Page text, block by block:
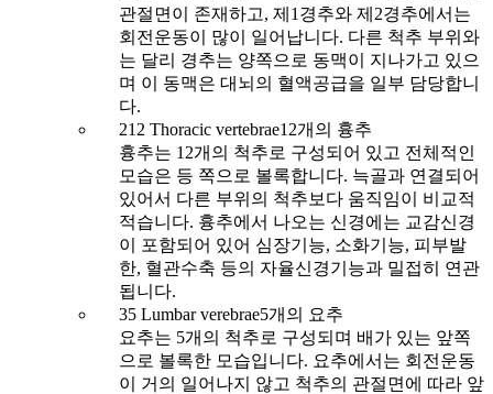
관절면이 존재하고, 제1경추와 제2경추에서는
회전운동이 많이 일어납니다. 다른 척추 부위와
는 달리 경추는 양쪽으로 동맥이 지나가고 있으
며 이 동맥은 대뇌의 혈액공급을 일부 담당합니
다.
212 Thoracic vertebrae12개의 흉추
흉추는 12개의 척추로 구성되어 있고 전체적인
모습은 등 쪽으로 볼록합니다. 늑골과 연결되어
있어서 다른 부위의 척추보다 움직임이 비교적
적습니다. 흉추에서 나오는 신경에는 교감신경
이 포함되어 있어 심장기능, 소화기능, 피부발
한, 혈관수축 등의 자율신경기능과 밀접히 연관
됩니다.
35 Lumbar verebrae5개의 요추
요추는 5개의 척추로 구성되며 배가 있는 앞쪽
으로 볼록한 모습입니다. 요추에서는 회전운동
이 거의 일어나지 않고 척추의 관절면에 따라 앞